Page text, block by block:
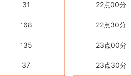
31
168
135
37
22点00分
22点30分
23点00分
23点30分